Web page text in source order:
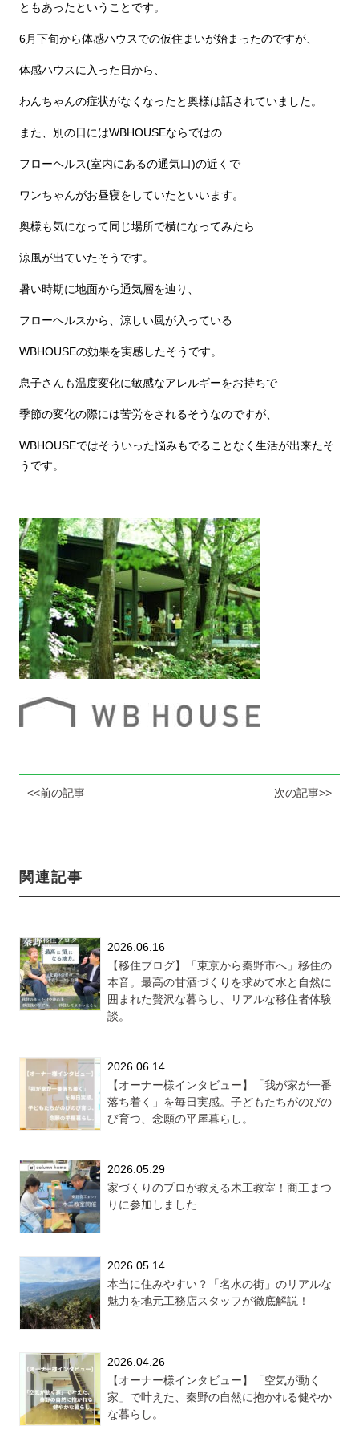
ともあったということです。
6月下旬から体感ハウスでの仮住まいが始まったのですが、
体感ハウスに入った日から、
わんちゃんの症状がなくなったと奥様は話されていました。
また、別の日にはWBHOUSEならではの
フローヘルス(室内にあるの通気口)の近くで
ワンちゃんがお昼寝をしていたといいます。
奥様も気になって同じ場所で横になってみたら
涼風が出ていたそうです。
暑い時期に地面から通気層を辿り、
フローヘルスから、涼しい風が入っている
WBHOUSEの効果を実感したそうです。
息子さんも温度変化に敏感なアレルギーをお持ちで
季節の変化の際には苦労をされるそうなのですが、
WBHOUSEではそういった悩みもでることなく生活が出来たそ
うです。
<<前の記事 次の記事>>
関連記事
2026.06.16
【移住ブログ】「東京から秦野市へ」移住の
本音。最高の甘酒づくりを求めて水と自然に
囲まれた贅沢な暮らし、リアルな移住者体験
談。
2026.06.14
【オーナー様インタビュー】「我が家が一番
落ち着く」を毎日実感。子どもたちがのびの
び育つ、念願の平屋暮らし。
2026.05.29
家づくりのプロが教える木工教室！商工まつ
りに参加しました
2026.05.14
本当に住みやすい？「名水の街」のリアルな
魅力を地元工務店スタッフが徹底解説！
2026.04.26
【オーナー様インタビュー】「空気が動く
家」で叶えた、秦野の自然に抱かれる健やか
な暮らし。